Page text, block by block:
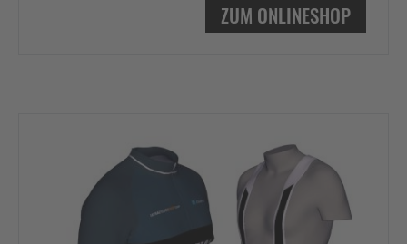
ZUM ONLINESHOP